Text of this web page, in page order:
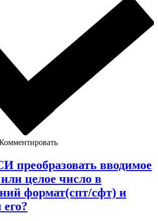
преобразовать вводимое
целое число в
формат(спт/сфт) и